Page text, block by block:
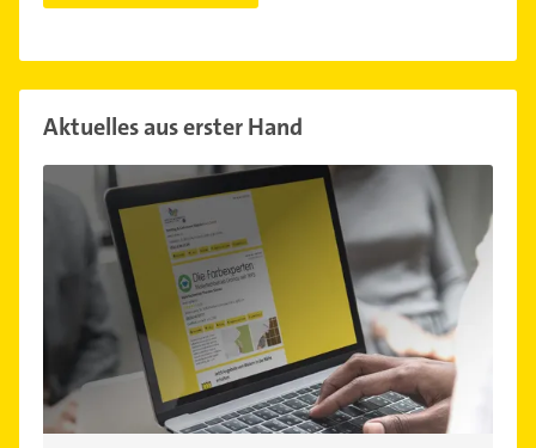
Aktuelles aus erster Hand